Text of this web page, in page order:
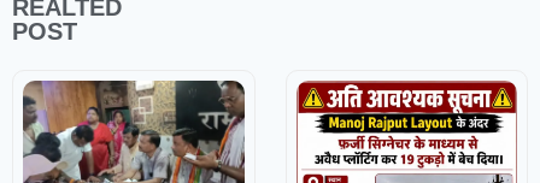
REALTED
POST